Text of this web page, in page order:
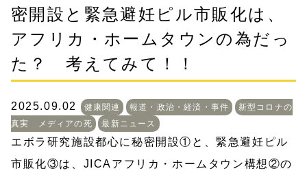
密開設と緊急避妊ピル市販化は、
アフリカ・ホームタウンの為だっ
た？ 考えてみて！！
2025.09.02 健康関連 報道・政治・経済・事件
新型コロナの
真実 メディアの死
最新ニュース
エボラ研究施設都心に秘密開設①と、緊急避妊ピル
市販化③は、JICAアフリカ・ホームタウン構想②の